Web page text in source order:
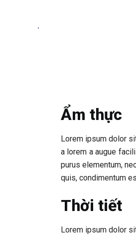
Ẩm thực
Lorem ipsum dolor
a lorem a augue
purus elementum,
quis, condimentum
Thời tiết
Lorem ipsum dolor